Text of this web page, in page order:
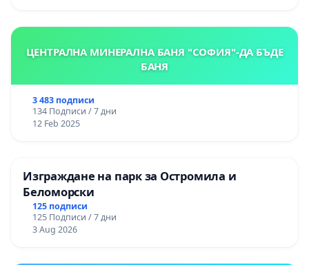
ЦЕНТРАЛНА МИНЕРАЛНА БАНЯ "СОФИЯ"-ДА БЪДЕ
БАНЯ
3 483 подписи
134 Подписи / 7 дни
12 Feb 2025
Изграждане на парк за Остромила и
Беломорски
125 подписи
125 Подписи / 7 дни
3 Aug 2026